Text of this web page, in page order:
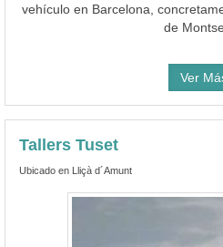
vehículo en Barcelona,
de
Ver
Tallers Tuset
Ubicado en Lliçà d´Amunt